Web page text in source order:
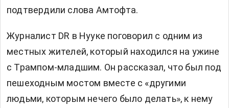
подтвердили слова Амтофта.
Журналист DR в Нууке поговорил с одним из
местных жителей, который находился на ужине
с Трампом-младшим. Он рассказал, что был под
пешеходным мостом вместе с «другими
людьми, которым нечего было делать», к нему